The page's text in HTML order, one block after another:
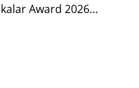
Award 2026…